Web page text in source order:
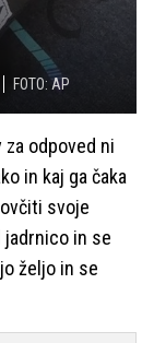
FOTO: AP
odpoved ni
in kaj ga čaka
svoje
in se
željo in se